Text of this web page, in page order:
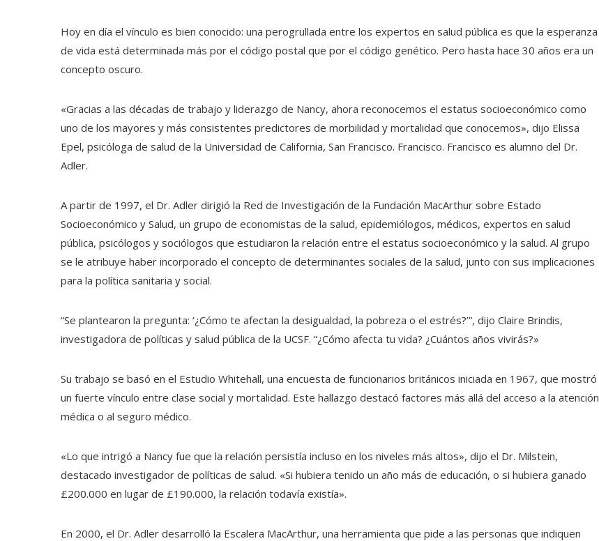
Hoy en día el vínculo es bien conocido: una perogrullada entre los expertos en salud pública es que la esperanza
de vida está determinada más por el código postal que por el código genético. Pero hasta hace 30 años era un
concepto oscuro.
«Gracias a las décadas de trabajo y liderazgo de Nancy, ahora reconocemos el estatus socioeconómico como
uno de los mayores y más consistentes predictores de morbilidad y mortalidad que conocemos», dijo Elissa
Epel, psicóloga de salud de la Universidad de California, San Francisco. Francisco. Francisco es alumno del Dr.
Adler.
A partir de 1997, el Dr. Adler dirigió la Red de Investigación de la Fundación MacArthur sobre Estado
Socioeconómico y Salud, un grupo de economistas de la salud, epidemiólogos, médicos, expertos en salud
pública, psicólogos y sociólogos que estudiaron la relación entre el estatus socioeconómico y la salud. Al grupo
se le atribuye haber incorporado el concepto de determinantes sociales de la salud, junto con sus implicaciones
para la política sanitaria y social.
“Se plantearon la pregunta: ‘¿Cómo te afectan la desigualdad, la pobreza o el estrés?’”, dijo Claire Brindis,
investigadora de políticas y salud pública de la UCSF. “¿Cómo afecta tu vida? ¿Cuántos años vivirás?»
Su trabajo se basó en el Estudio Whitehall, una encuesta de funcionarios británicos iniciada en 1967, que mostró
un fuerte vínculo entre clase social y mortalidad. Este hallazgo destacó factores más allá del acceso a la atención
médica o al seguro médico.
«Lo que intrigó a Nancy fue que la relación persistía incluso en los niveles más altos», dijo el Dr. Milstein,
destacado investigador de políticas de salud. «Si hubiera tenido un año más de educación, o si hubiera ganado
£200.000 en lugar de £190.000, la relación todavía existía».
En 2000, el Dr. Adler desarrolló la Escalera MacArthur, una herramienta que pide a las personas que indiquen